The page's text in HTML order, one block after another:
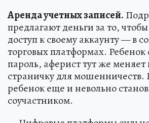
Аренда учетных записей.
предлагают деньги за то,
доступ к своему аккаунту — в
торговых платформах. Ребенок
пароль, аферист тут же меняет
страничку для мошенничеств.
ребенок еще и невольно
соучастником.